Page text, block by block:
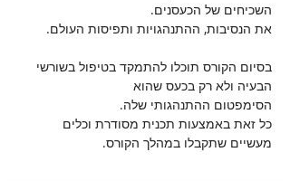
השכיחים של הכעסנים.
את הנסיבות, ההתנהגויות ותפיסות העולם.
בסיום הקורס תוכלו להתמקד בטיפול בשורשי
הבעיה ולא רק בכעס שהוא
הסימפטום ההתנהגותי שלה.
כל זאת באמצעות תכנית מסודרת וכלים
מעשיים שתקבלו במהלך הקורס.